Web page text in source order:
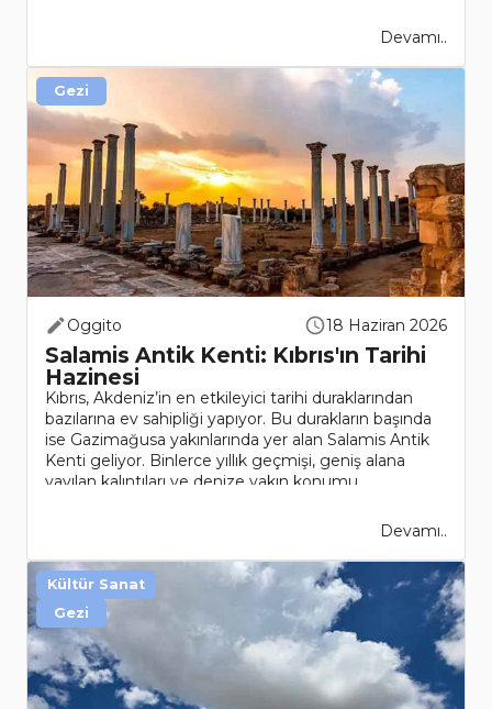
Devamı..
Oggito 18 Haziran 2026
Salamis Antik Kenti: Kıbrıs'ın Tarihi
Hazinesi
Kıbrıs, Akdeniz’in en etkileyici tarihi duraklarından
bazılarına ev sahipliği yapıyor. Bu durakların başında
ise Gazimağusa yakınlarında yer alan Salamis Antik
Kenti geliyor. Binlerce yıllık geçmişi, geniş alana
yayılan kalıntıları ve denize yakın konumu..
Devamı..
Gezi
Kültür Sanat
Gezi